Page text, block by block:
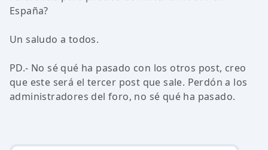
España?
Un saludo a todos.
PD.- No sé qué ha pasado con los otros post, creo
que este será el tercer post que sale. Perdón a los
administradores del foro, no sé qué ha pasado.